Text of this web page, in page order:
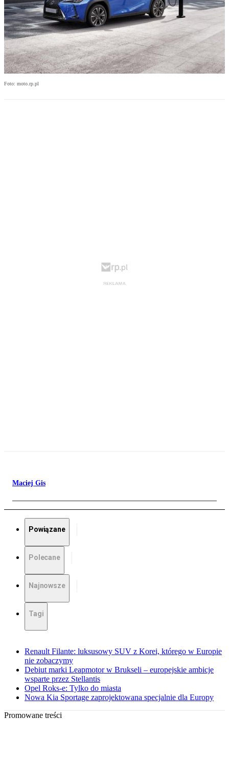
Foto: moto.rp.pl
Maciej Gis
Powiązane
Polecane
Najnowsze
Tagi
Renault Filante: luksusowy SUV z Korei, którego w Europie
nie zobaczymy
Debiut marki Leapmotor w Brukseli – europejskie ambicje
wsparte przez Stellantis
Opel Roks-e: Tylko do miasta
Nowa Kia Sportage zaprojektowana specjalnie dla Europy
Promowane treści